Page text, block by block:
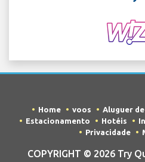
Home voos Aluguer
Estacionamento
Hotéis
Privacidade
COPYRIGHT © 2026 Try